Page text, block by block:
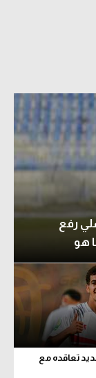
رفع
هو
تعاقده مع